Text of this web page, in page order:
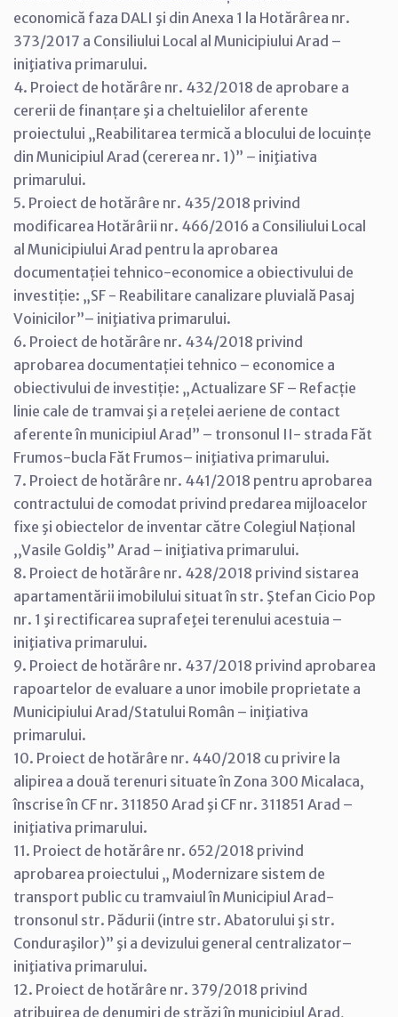
economică faza DALI şi din Anexa 1 la Hotărârea nr.
373/2017 a Consiliului Local al Municipiului Arad –
iniţiativa primarului.
4. Proiect de hotărâre nr. 432/2018 de aprobare a
cererii de finanțare şi a cheltuielilor aferente
proiectului „Reabilitarea termică a blocului de locuințe
din Municipiul Arad (cererea nr. 1)” – iniţiativa
primarului.
5. Proiect de hotărâre nr. 435/2018 privind
modificarea Hotărârii nr. 466/2016 a Consiliului Local
al Municipiului Arad pentru la aprobarea
documentației tehnico-economice a obiectivului de
investiție: „SF - Reabilitare canalizare pluvială Pasaj
Voinicilor”– iniţiativa primarului.
6. Proiect de hotărâre nr. 434/2018 privind
aprobarea documentației tehnico – economice a
obiectivului de investiție: „Actualizare SF – Refacție
linie cale de tramvai şi a rețelei aeriene de contact
aferente în municipiul Arad” – tronsonul II- strada Făt
Frumos-bucla Făt Frumos– iniţiativa primarului.
7. Proiect de hotărâre nr. 441/2018 pentru aprobarea
contractului de comodat privind predarea mijloacelor
fixe şi obiectelor de inventar către Colegiul Național
,,Vasile Goldiş” Arad – iniţiativa primarului.
8. Proiect de hotărâre nr. 428/2018 privind sistarea
apartamentării imobilului situat în str. Ştefan Cicio Pop
nr. 1 şi rectificarea suprafeţei terenului acestuia –
iniţiativa primarului.
9. Proiect de hotărâre nr. 437/2018 privind aprobarea
rapoartelor de evaluare a unor imobile proprietate a
Municipiului Arad/Statului Român – iniţiativa
primarului.
10. Proiect de hotărâre nr. 440/2018 cu privire la
alipirea a două terenuri situate în Zona 300 Micalaca,
înscrise în CF nr. 311850 Arad şi CF nr. 311851 Arad –
iniţiativa primarului.
11. Proiect de hotărâre nr. 652/2018 privind
aprobarea proiectului „ Modernizare sistem de
transport public cu tramvaiul în Municipiul Arad-
tronsonul str. Pădurii (intre str. Abatorului şi str.
Conduraşilor)” şi a devizului general centralizator–
iniţiativa primarului.
12. Proiect de hotărâre nr. 379/2018 privind
atribuirea de denumiri de străzi în municipiul Arad,